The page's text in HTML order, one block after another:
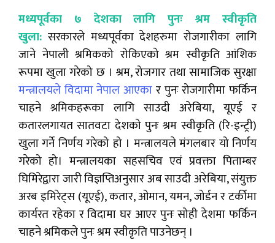
मध्यपूर्वका ७ देशका लागि पुनः श्रम स्वीकृति
खुला: सरकारले मध्यपूर्वका देशहरुमा रोजगारीका लागि
जाने नेपाली श्रमिकको रोकिएको श्रम स्वीकृति आंशिक
रूपमा खुला गरेको छ । श्रम, रोजगार तथा सामाजिक सुरक्षा
मन्त्रालयले विदामा नेपाल आएकार पुनः रोजगारीमा फर्किन
चाहने श्रमिकहरूका लागि साउदी अरेबिया, यूएई र
कतारलगायत सातवटा देशको पुनः श्रम स्वीकृति (रि-इन्ट्री)
खुला गर्ने निर्णय गरेको हो । मन्त्रालयले मंगलबार यो निर्णय
गरेको हो। मन्त्रालयका सहसचिव एवं प्रवक्ता पिताम्बर
घिमिरेद्वारा जारी विज्ञप्तिअनुसार अब साउदी अरेबिया, संयुक्त
अरब इमिरेट्स (यूएई), कतार, ओमान, यमन, जोर्डन र टर्कीमा
कार्यरत रहेका र विदामा घर आएर पुनः सोही देशमा फर्किन
चाहने श्रमिकले पुनः श्रम स्वीकृति पाउनेछन् ।